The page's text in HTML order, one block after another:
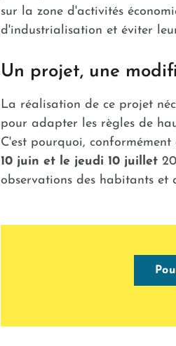
sur la zone d'activités
d'industrialisation et éviter
Un projet, une
La réalisation de ce projet
pour adapter les règles de
C'est pourquoi,
10 juin et le jeudi 10 juillet
observations des habitants et